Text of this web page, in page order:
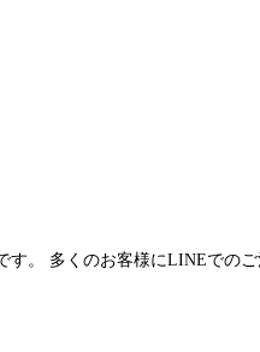
。 多くのお客様にLINEでの